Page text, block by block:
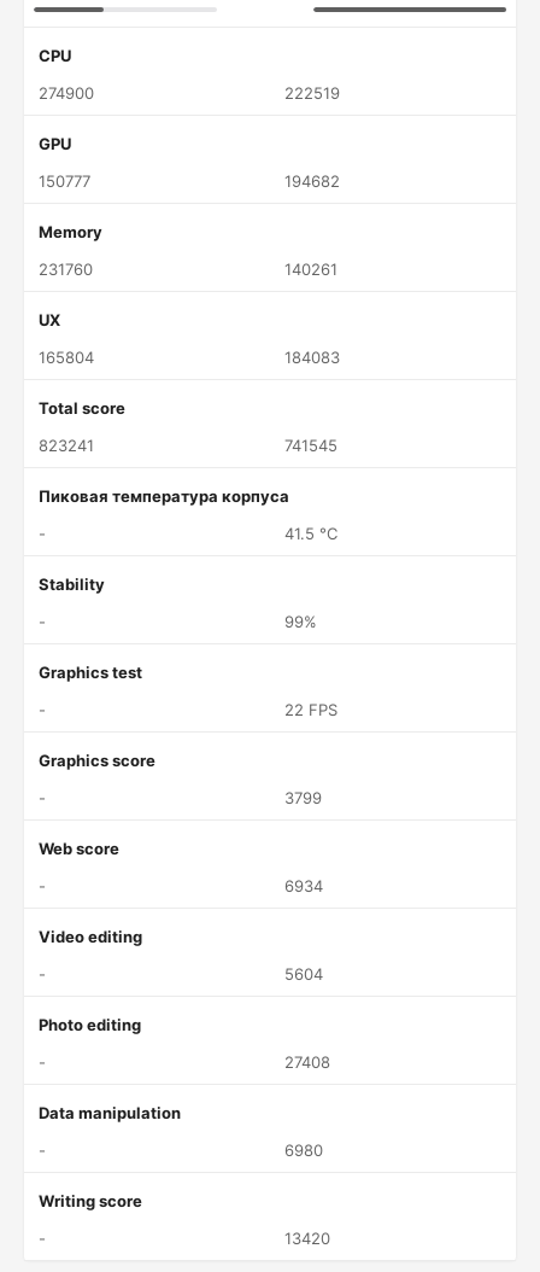
CPU
274900
222519
GPU
150777
194682
Memory
231760
140261
UX
165804
184083
Total score
823241
741545
Пиковая температура корпуса
-
41.5 °C
Stability
-
99%
Graphics test
-
22 FPS
Graphics score
-
3799
Web score
-
6934
Video editing
-
5604
Photo editing
-
27408
Data manipulation
-
6980
Writing score
-
13420